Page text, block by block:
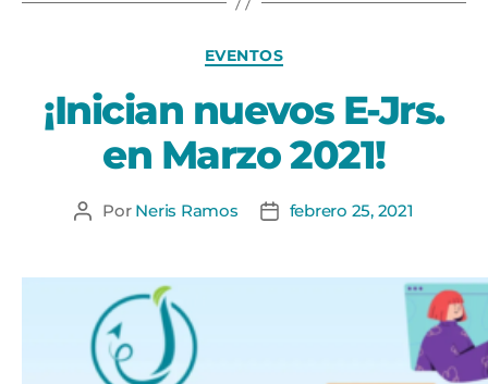
EVENTOS
¡Inician nuevos E-Jrs.
en Marzo 2021!
Por Neris Ramos febrero 25, 2021